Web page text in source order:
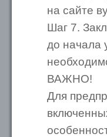
на сайте
Шаг 7.
до начала
ВАЖНО!
Для